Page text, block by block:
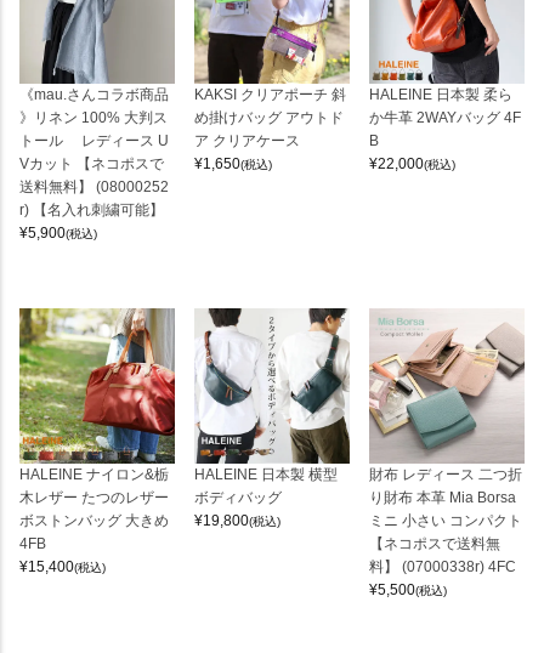
《mau.さんコラボ商品
》リネン 100% 大判ス
トール レディース U
Vカット 【ネコポスで
送料無料】 (08000252
r) 【名入れ刺繍可能】
¥5,900(税込)
KAKSI クリアポーチ 斜
め掛けバッグ アウトド
ア クリアケース
¥1,650(税込)
HALEINE 日本製 柔ら
か牛革 2WAYバッグ 4F
B
¥22,000(税込)
HALEINE ナイロン&栃
木レザー たつのレザー
ボストンバッグ 大きめ
4FB
¥15,400(税込)
HALEINE 日本製 横型
ボディバッグ
¥19,800(税込)
財布 レディース 二つ折
り財布 本革 Mia Borsa
ミニ 小さい コンパクト
【ネコポスで送料無
料】 (07000338r) 4FC
¥5,500(税込)